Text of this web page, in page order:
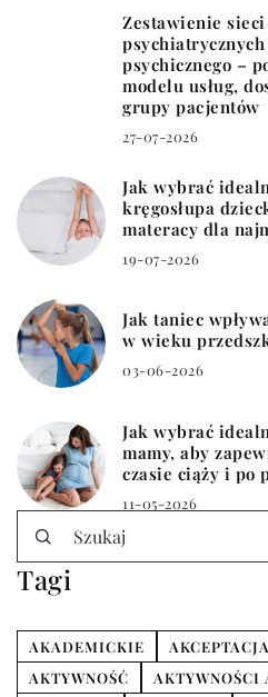
Zestawienie
psychicznego –
modelu usług,
grupy pacjentów
27-07-2026
Jak wybrać
kręgosłupa
materacy dla
19-07-2026
Jak taniec
w wieku
03-06-2026
Jak wybrać
mamy, aby
czasie ciąży i po
11-05-2026
Tagi
AKADEMICKIE AKCEPTACJA
AKTYWNOŚĆ
AKTYWNOŚCI